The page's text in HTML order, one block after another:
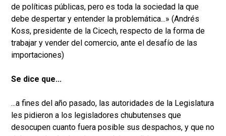
de políticas públicas, pero es toda la sociedad la que
debe despertar y entender la problemática...» (Andrés
Koss, presidente de la Cicech, respecto de la forma de
trabajar y vender del comercio, ante el desafío de las
importaciones)
Se dice que...
...a fines del año pasado, las autoridades de la Legislatura
les pidieron a los legisladores chubutenses que
desocupen cuanto fuera posible sus despachos, y que no